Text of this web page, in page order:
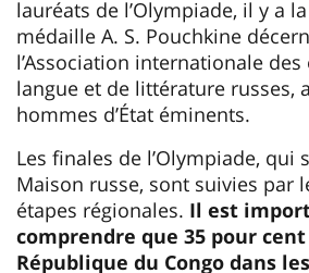
lauréats de l’Olympiade, il y a
médaille A. S. Pouchkine
l’Association internationale
langue et de littérature russes,
hommes d’État éminents.
Les finales de l’Olympiade, qui
Maison russe, sont suivies par
étapes régionales. Il est
comprendre que 35 pour
République du Congo dans